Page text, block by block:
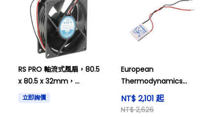
RS PRO 軸流式風扇，80.5
x 80.5 x 32mm，
50cfm，3.84W，12 V直
流電源 619-7150
立即詢價
European
Thermodynamics
Seebeck 效應模組，
1.8W，1.8A，3.9V，30 x
NT$ 2,101 起
NT$ 2,626